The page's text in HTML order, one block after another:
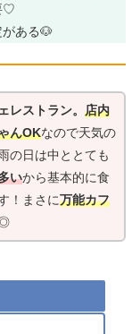
♡
がある🐶
レストラン。 店内
んOKなので天気の
の日は中ととても
いから基本的に食
！まさに万能カフ
◎